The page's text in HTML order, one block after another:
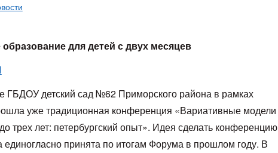
образование для детей с двух месяцев
ГБДОУ детский сад №62 Приморского района в рамках
уже традиционная конференция «Вариативные модели
трех лет: петербургский опыт». Идея сделать конференцию
принята по итогам Форума в прошлом году. В